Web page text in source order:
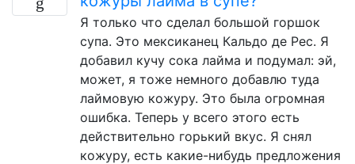
Я только что сделал большой горшок
супа. Это мексиканец Кальдо де Рес. Я
добавил кучу сока лайма и подумал: эй,
может, я тоже немного добавлю туда
лаймовую кожуру. Это была огромная
ошибка. Теперь у всего этого есть
действительно горький вкус. Я снял
кожуру, есть какие-нибудь предложения